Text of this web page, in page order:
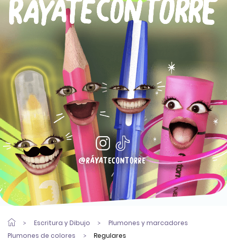
Escritura y Dibujo
Plumones y marcadores
Plumones de colores
Regulares